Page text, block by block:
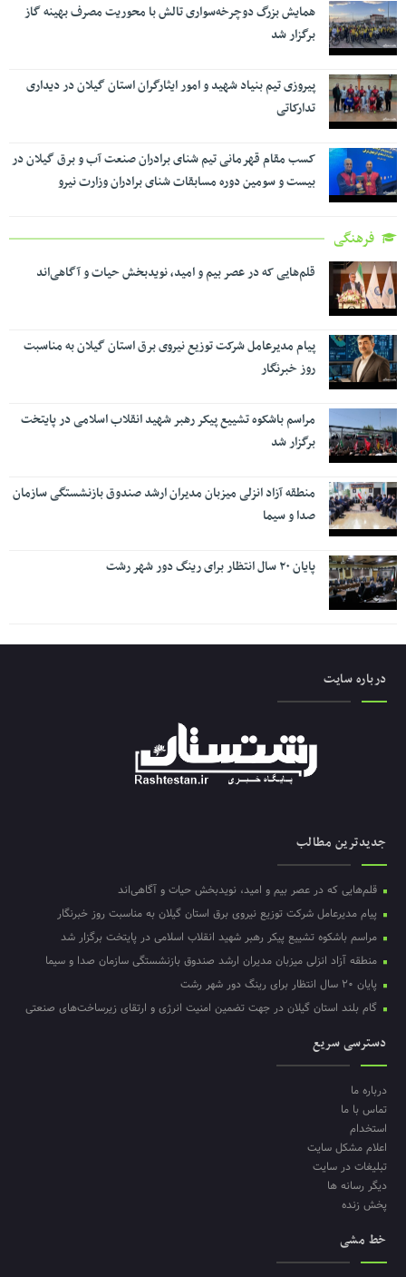
همایش بزرگ دوچرخه‌سواری تالش با محوریت مصرف بهینه گاز
برگزار شد
پیروزی تیم بنیاد شهید و امور ایثارگران استان گیلان در دیداری
تدارکاتی
کسب مقام قهرمانی تیم شنای برادران صنعت آب و برق گیلان در
بیست و سومین دوره مسابقات شنای برادران وزارت نیرو
فرهنگی
قلم‌هایی که در عصر بیم و امید، نویدبخش حیات و آگاهی‌اند
پیام مدیرعامل شرکت توزیع نیروی برق استان گیلان به مناسبت
روز خبرنگار ‌
مراسم باشکوه تشییع پیکر رهبر شهید انقلاب اسلامی در پایتخت
برگزار شد
منطقه آزاد انزلی میزبان مدیران ارشد صندوق بازنشستگی سازمان
صدا و سیما
پایان ۲۰ سال انتظار برای رینگ دور شهر رشت
درباره سایت
جدیدترین مطالب
قلم‌هایی که در عصر بیم و امید، نویدبخش حیات و آگاهی‌اند
پیام مدیرعامل شرکت توزیع نیروی برق استان گیلان به مناسبت روز خبرنگار ‌
مراسم باشکوه تشییع پیکر رهبر شهید انقلاب اسلامی در پایتخت برگزار شد
منطقه آزاد انزلی میزبان مدیران ارشد صندوق بازنشستگی سازمان صدا و سیما
پایان ۲۰ سال انتظار برای رینگ دور شهر رشت
گام بلند استان گیلان در جهت تضمین امنیت انرژی و ارتقای زیرساخت‌های صنعتی
دسترسی سریع
درباره ما
تماس با ما
استخدام
اعلام مشکل سایت
تبلیغات در سایت
دیگر رسانه ها
پخش زنده
خط مشی